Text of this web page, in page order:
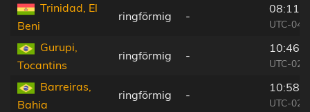
Trinidad, El
Beni
ringförmig -
UTC-
Gurupi,
Tocantins
ringförmig -
UTC-
Barreiras,
Bahia
ringförmig -
UTC-